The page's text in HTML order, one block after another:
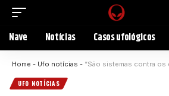
Nave Notícias Casos ufológicos
Home - Ufo notícias - “São sistemas contra os quais nossos
UFO NOTÍCIAS